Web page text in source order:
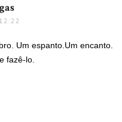
Um espanto.Um encanto.
fazê-lo.